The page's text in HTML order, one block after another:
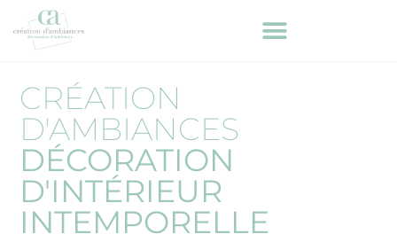
CRÉATION
D'AMBIANCES
DÉCORATION
D'INTÉRIEUR
INTEMPORELLE